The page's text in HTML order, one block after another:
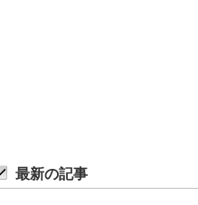
最新の記事